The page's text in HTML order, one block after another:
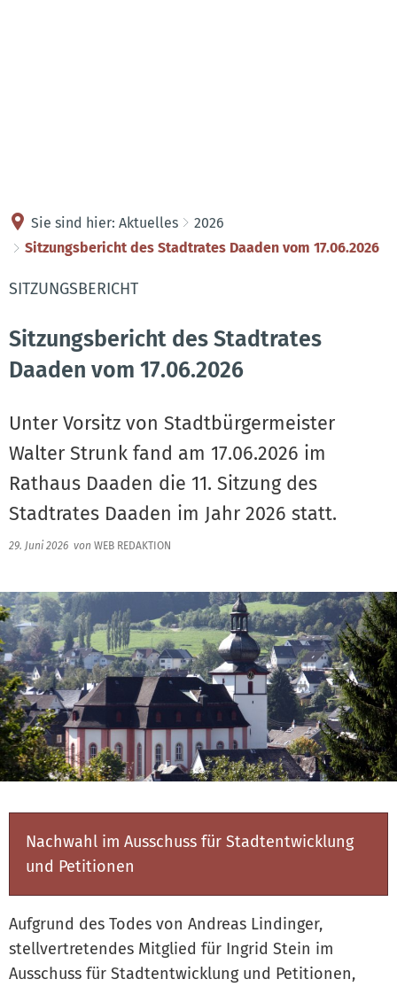
Sie sind hier: Aktuelles
2026
Sitzungsbericht des Stadtrates Daaden vom 17.06.2026
SITZUNGSBERICHT
Sitzungsbericht des Stadtrates
Daaden vom 17.06.2026
Unter Vorsitz von Stadtbürgermeister
Walter Strunk fand am 17.06.2026 im
Rathaus Daaden die 11. Sitzung des
Stadtrates Daaden im Jahr 2026 statt.
29. Juni 2026 von WEB REDAKTION
Nachwahl im Ausschuss für Stadtentwicklung
und Petitionen
Aufgrund des Todes von Andreas Lindinger,
stellvertretendes Mitglied für Ingrid Stein im
Ausschuss für Stadtentwicklung und Petitionen,